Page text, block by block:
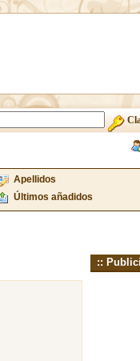
Apellidos
Últimos añadidos
::